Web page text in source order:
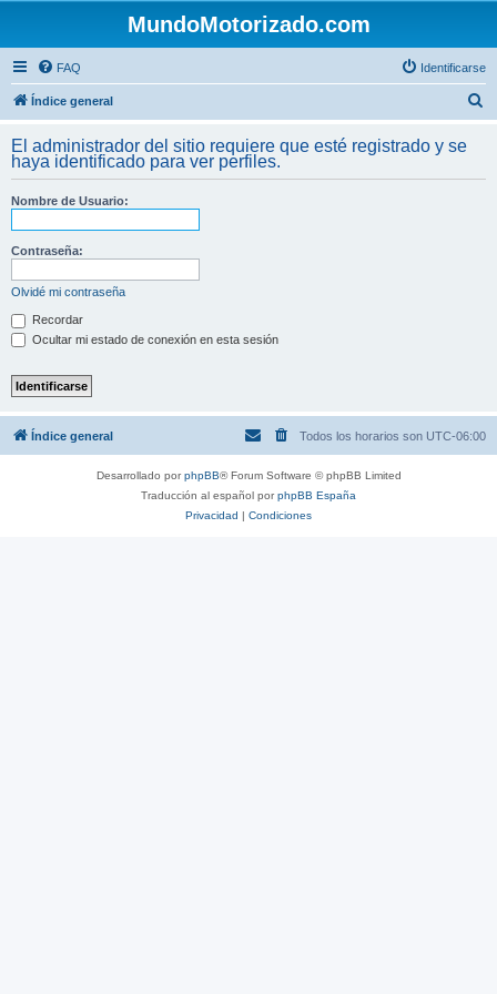
MundoMotorizado.com
FAQ Identificarse
Índice general
c
El administrador del sitio requiere que esté registrado y se
haya identificado para ver perfiles.
Nombre de Usuario:
Contraseña:
Olvidé mi contraseña
Recordar
Ocultar mi estado de conexión en esta sesión
Índice general Todos los horarios son UTC-06:00
Desarrollado porphpBB® Forum Software © phpBB Limited
Traducción al español porphpBB España
Privacidad | Condiciones